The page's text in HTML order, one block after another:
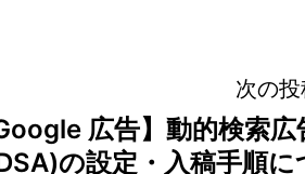
次の投
Google 広告】動的検索広
の設定・入稿手順に